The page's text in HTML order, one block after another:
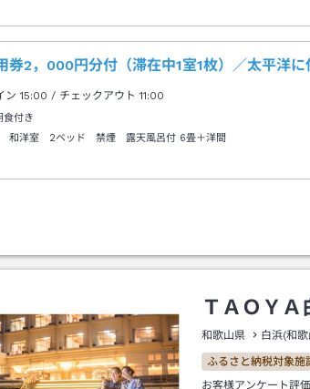
券2，000円分付（滞在中1室1枚）／太平洋
ン15:00 / チェックアウト 11:00
食付き
和洋室 2ベッド 禁煙 露天風呂付 6畳＋洋間
ＴＡＯＹＡ
和歌山県 白浜(和
ふるさと納税対象施
お客様アンケート評価